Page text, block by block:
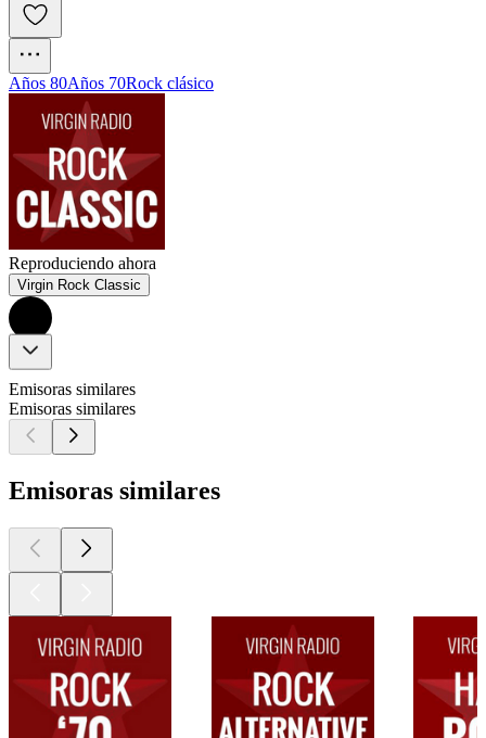
Años 80Años 70Rock clásico
Reproduciendo ahora
Virgin Rock Classic
Emisoras similares
Emisoras similares
Emisoras similares